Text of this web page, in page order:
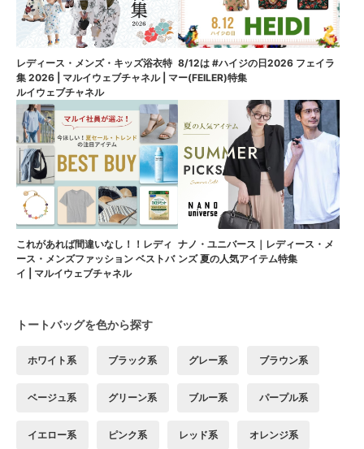
レディース・メンズ・キッズ浴衣特
集 2026 | マルイウェブチャネル | マ
ルイウェブチャネル
8/12は #ハイジの日2026 フェイラ
ー(FEILER)特集
これがあれば間違いなし！！レディ
ース・メンズファッション ベストバ
イ | マルイウェブチャネル
ナノ・ユニバース｜レディース・メ
ンズ 夏の人気アイテム特集
トートバッグを色から探す
ホワイト系 ブラック系 グレー系 ブラウン系
ベージュ系 グリーン系 ブルー系 パープル系
イエロー系 ピンク系 レッド系 オレンジ系